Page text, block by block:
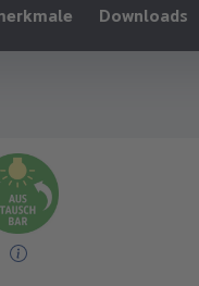
Downloads